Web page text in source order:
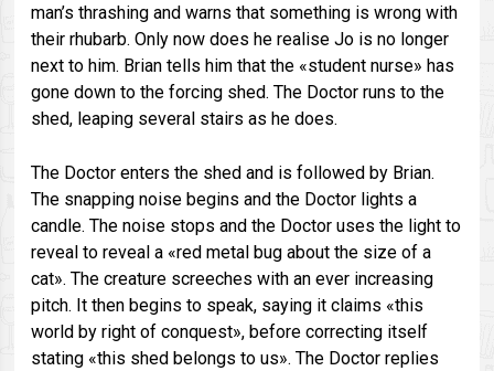
man’s thrashing and warns that something is wrong with
their rhubarb. Only now does he realise Jo is no longer
next to him. Brian tells him that the «student nurse» has
gone down to the forcing shed. The Doctor runs to the
shed, leaping several stairs as he does.
The Doctor enters the shed and is followed by Brian.
The snapping noise begins and the Doctor lights a
candle. The noise stops and the Doctor uses the light to
reveal to reveal a «red metal bug about the size of a
cat». The creature screeches with an ever increasing
pitch. It then begins to speak, saying it claims «this
world by right of conquest», before correcting itself
stating «this shed belongs to us». The Doctor replies